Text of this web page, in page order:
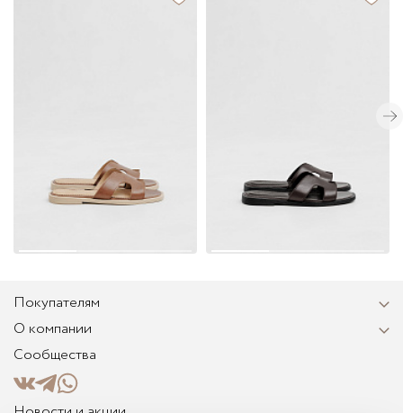
Покупателям
О компании
Сообщества